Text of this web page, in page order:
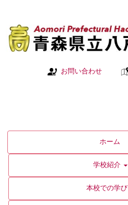
お問い合わせ
ホーム
学校紹介
本校での学び